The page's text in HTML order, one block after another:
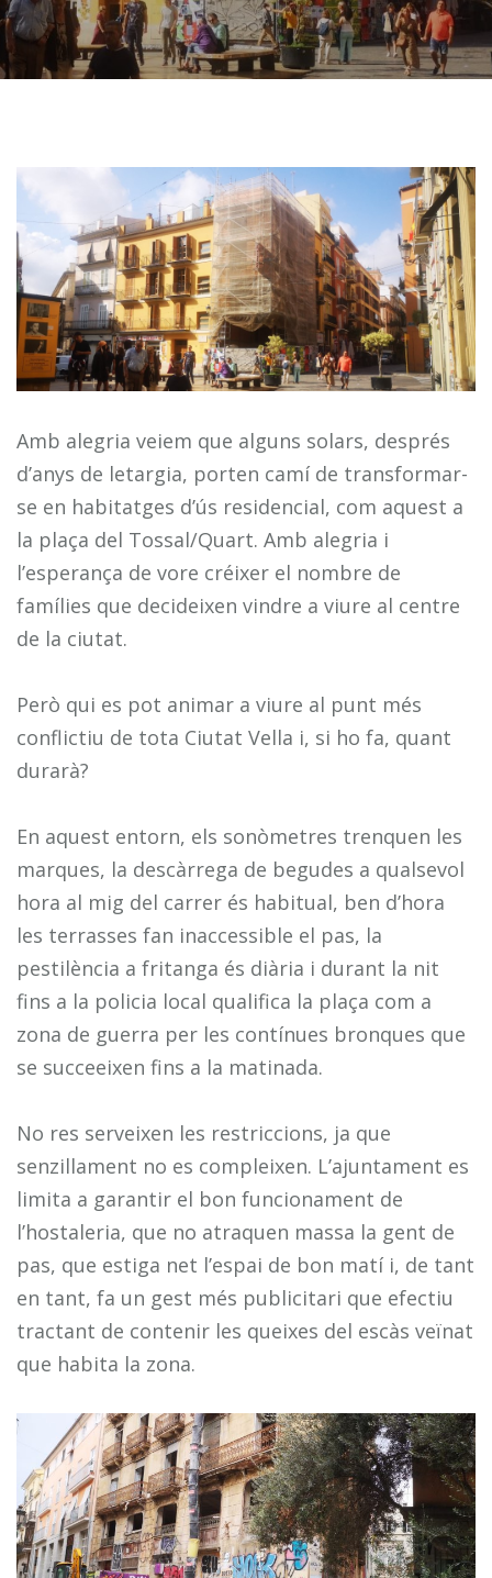
Amb alegria veiem que alguns solars, després
d’anys de letargia, porten camí de transformar-
se en habitatges d’ús residencial, com aquest a
la plaça del Tossal/Quart. Amb alegria i
l’esperança de vore créixer el nombre de
famílies que decideixen vindre a viure al centre
de la ciutat.
Però qui es pot animar a viure al punt més
conflictiu de tota Ciutat Vella i, si ho fa, quant
durarà?
En aquest entorn, els sonòmetres trenquen les
marques, la descàrrega de begudes a qualsevol
hora al mig del carrer és habitual, ben d’hora
les terrasses fan inaccessible el pas, la
pestilència a fritanga és diària i durant la nit
fins a la policia local qualifica la plaça com a
zona de guerra per les contínues bronques que
se succeeixen fins a la matinada.
No res serveixen les restriccions, ja que
senzillament no es compleixen. L’ajuntament es
limita a garantir el bon funcionament de
l’hostaleria, que no atraquen massa la gent de
pas, que estiga net l’espai de bon matí i, de tant
en tant, fa un gest més publicitari que efectiu
tractant de contenir les queixes del escàs veïnat
que habita la zona.